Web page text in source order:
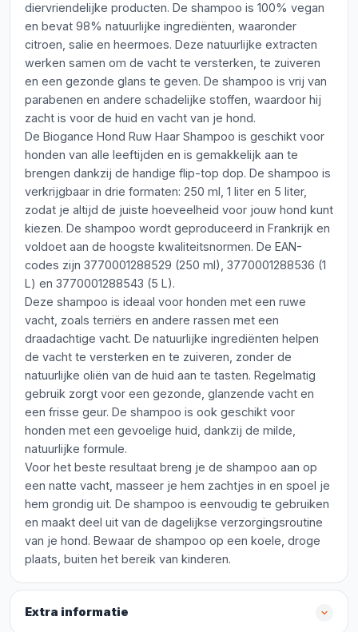
diervriendelijke producten. De shampoo is 100% vegan
en bevat 98% natuurlijke ingrediënten, waaronder
citroen, salie en heermoes. Deze natuurlijke extracten
werken samen om de vacht te versterken, te zuiveren
en een gezonde glans te geven. De shampoo is vrij van
parabenen en andere schadelijke stoffen, waardoor hij
zacht is voor de huid en vacht van je hond.
De Biogance Hond Ruw Haar Shampoo is geschikt voor
honden van alle leeftijden en is gemakkelijk aan te
brengen dankzij de handige flip-top dop. De shampoo is
verkrijgbaar in drie formaten: 250 ml, 1 liter en 5 liter,
zodat je altijd de juiste hoeveelheid voor jouw hond kunt
kiezen. De shampoo wordt geproduceerd in Frankrijk en
voldoet aan de hoogste kwaliteitsnormen. De EAN-
codes zijn 3770001288529 (250 ml), 3770001288536 (1
L) en 3770001288543 (5 L).
Deze shampoo is ideaal voor honden met een ruwe
vacht, zoals terriërs en andere rassen met een
draadachtige vacht. De natuurlijke ingrediënten helpen
de vacht te versterken en te zuiveren, zonder de
natuurlijke oliën van de huid aan te tasten. Regelmatig
gebruik zorgt voor een gezonde, glanzende vacht en
een frisse geur. De shampoo is ook geschikt voor
honden met een gevoelige huid, dankzij de milde,
natuurlijke formule.
Voor het beste resultaat breng je de shampoo aan op
een natte vacht, masseer je hem zachtjes in en spoel je
hem grondig uit. De shampoo is eenvoudig te gebruiken
en maakt deel uit van de dagelijkse verzorgingsroutine
van je hond. Bewaar de shampoo op een koele, droge
plaats, buiten het bereik van kinderen.
Extra informatie